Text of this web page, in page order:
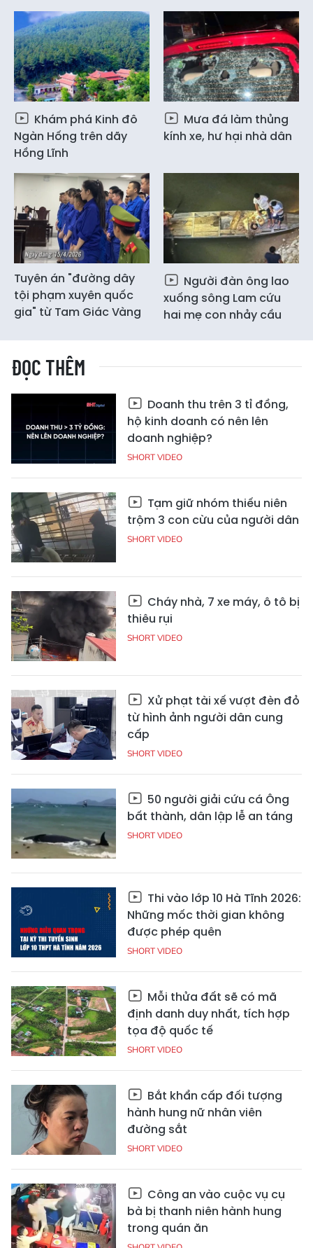
Khám phá Kinh đô
Ngàn Hống trên dãy
Hồng Lĩnh
Mưa đá làm thủng
kính xe, hư hại nhà dân
Tuyên án "đường dây
tội phạm xuyên quốc
gia" từ Tam Giác Vàng
Người đàn ông lao
xuống sông Lam cứu
hai mẹ con nhảy cầu
ĐỌC THÊM
Doanh thu trên 3 tỉ đồng,
hộ kinh doanh có nên lên
doanh nghiệp?
SHORT VIDEO
Tạm giữ nhóm thiếu niên
trộm 3 con cừu của người dân
SHORT VIDEO
Cháy nhà, 7 xe máy, ô tô bị
thiêu rụi
SHORT VIDEO
Xử phạt tài xế vượt đèn đỏ
từ hình ảnh người dân cung
cấp
SHORT VIDEO
50 người giải cứu cá Ông
bất thành, dân lập lễ an táng
SHORT VIDEO
Thi vào lớp 10 Hà Tĩnh 2026:
Những mốc thời gian không
được phép quên
SHORT VIDEO
Mỗi thửa đất sẽ có mã
định danh duy nhất, tích hợp
tọa độ quốc tế
SHORT VIDEO
Bắt khẩn cấp đối tượng
hành hung nữ nhân viên
đường sắt
SHORT VIDEO
Công an vào cuộc vụ cụ
bà bị thanh niên hành hung
trong quán ăn